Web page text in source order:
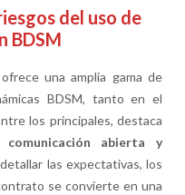
del uso de
BDSM
una amplia gama de
BDSM, tanto en el
los principales, destaca
comunicación abierta y
las expectativas, los
se convierte en una